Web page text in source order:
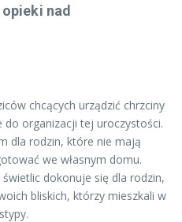
nad
chcących urządzić chrzciny
do organizacji tej uroczystości.
dla rodzin, które nie mają
we własnym domu.
dokonuje się dla rodzin,
bliskich, którzy mieszkali w